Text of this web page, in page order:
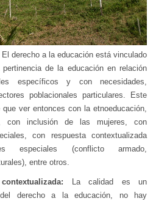
El derecho a la educación está vinculado
de la educación en relación
específicos y con necesidades,
poblacionales particulares. Este
ver entonces con la etnoeducación,
con inclusión de las mujeres, con
con respuesta contextualizada
especiales (conflicto armado,
entre otros.
La calidad es un
derecho a la educación, no hay